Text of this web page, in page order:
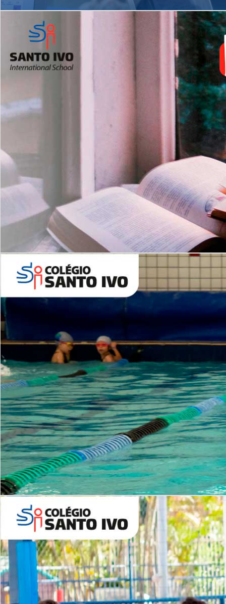
Matrículas Abertas 2026
Leituras Literárias
Período Integral | Saiba mais
2º AO 5º ANO FUNDAMENTAL
es
Com imersão Bilingue - Anos
Finais
6º AO 9º ANO FUNDAMENTAL
Inglês: Turmas Reduzidas
(Proficiência)
ALUNOS NOVOS
Entre em Contato
INSTITUCIONAL
Lista de vídeos